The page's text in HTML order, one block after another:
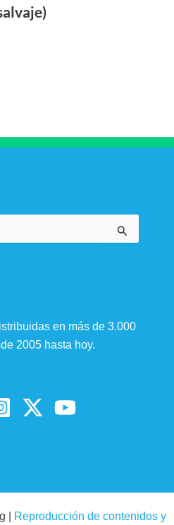
en más de 3.000
2005 hasta hoy.
| Reproducción de contenidos y